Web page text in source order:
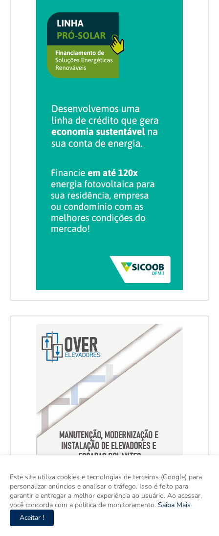
Este site utiliza cookies e tecnologias de terceiros (Google) para
personalizar anúncios e analisar o tráfego. Isso é feito para
garantir e entregar a melhor experiência ao usuário. Ao acessar,
você concorda com a política de monitoramento. Saiba Mais
Aceitar !